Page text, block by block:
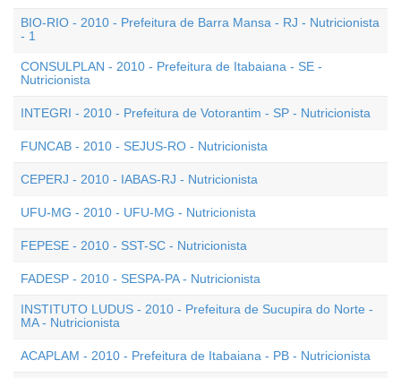
BIO-RIO - 2010 - Prefeitura de Barra Mansa - RJ - Nutricionista
- 1
CONSULPLAN - 2010 - Prefeitura de Itabaiana - SE -
Nutricionista
INTEGRI - 2010 - Prefeitura de Votorantim - SP - Nutricionista
FUNCAB - 2010 - SEJUS-RO - Nutricionista
CEPERJ - 2010 - IABAS-RJ - Nutricionista
UFU-MG - 2010 - UFU-MG - Nutricionista
FEPESE - 2010 - SST-SC - Nutricionista
FADESP - 2010 - SESPA-PA - Nutricionista
INSTITUTO LUDUS - 2010 - Prefeitura de Sucupira do Norte -
MA - Nutricionista
ACAPLAM - 2010 - Prefeitura de Itabaiana - PB - Nutricionista